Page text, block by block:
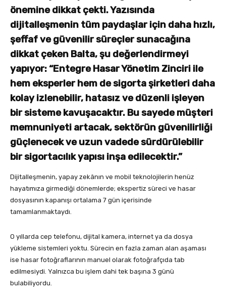
önemine dikkat çekti. Yazısında
dijitalleşmenin tüm paydaşlar için daha hızlı,
şeffaf ve güvenilir süreçler sunacağına
dikkat çeken Balta, şu değerlendirmeyi
yapıyor: “Entegre Hasar Yönetim Zinciri ile
hem eksperler hem de sigorta şirketleri daha
kolay izlenebilir, hatasız ve düzenli işleyen
bir sisteme kavuşacaktır. Bu sayede müşteri
memnuniyeti artacak, sektörün güvenilirliği
güçlenecek ve uzun vadede sürdürülebilir
bir sigortacılık yapısı inşa edilecektir.”
Dijitalleşmenin, yapay zekânın ve mobil teknolojilerin henüz
hayatımıza girmediği dönemlerde; ekspertiz süreci ve hasar
dosyasının kapanışı ortalama 7 gün içerisinde
tamamlanmaktaydı.
O yıllarda cep telefonu, dijital kamera, internet ya da dosya
yükleme sistemleri yoktu. Sürecin en fazla zaman alan aşaması
ise hasar fotoğraflarının manuel olarak fotoğrafçıda tab
edilmesiydi. Yalnızca bu işlem dahi tek başına 3 günü
bulabiliyordu.